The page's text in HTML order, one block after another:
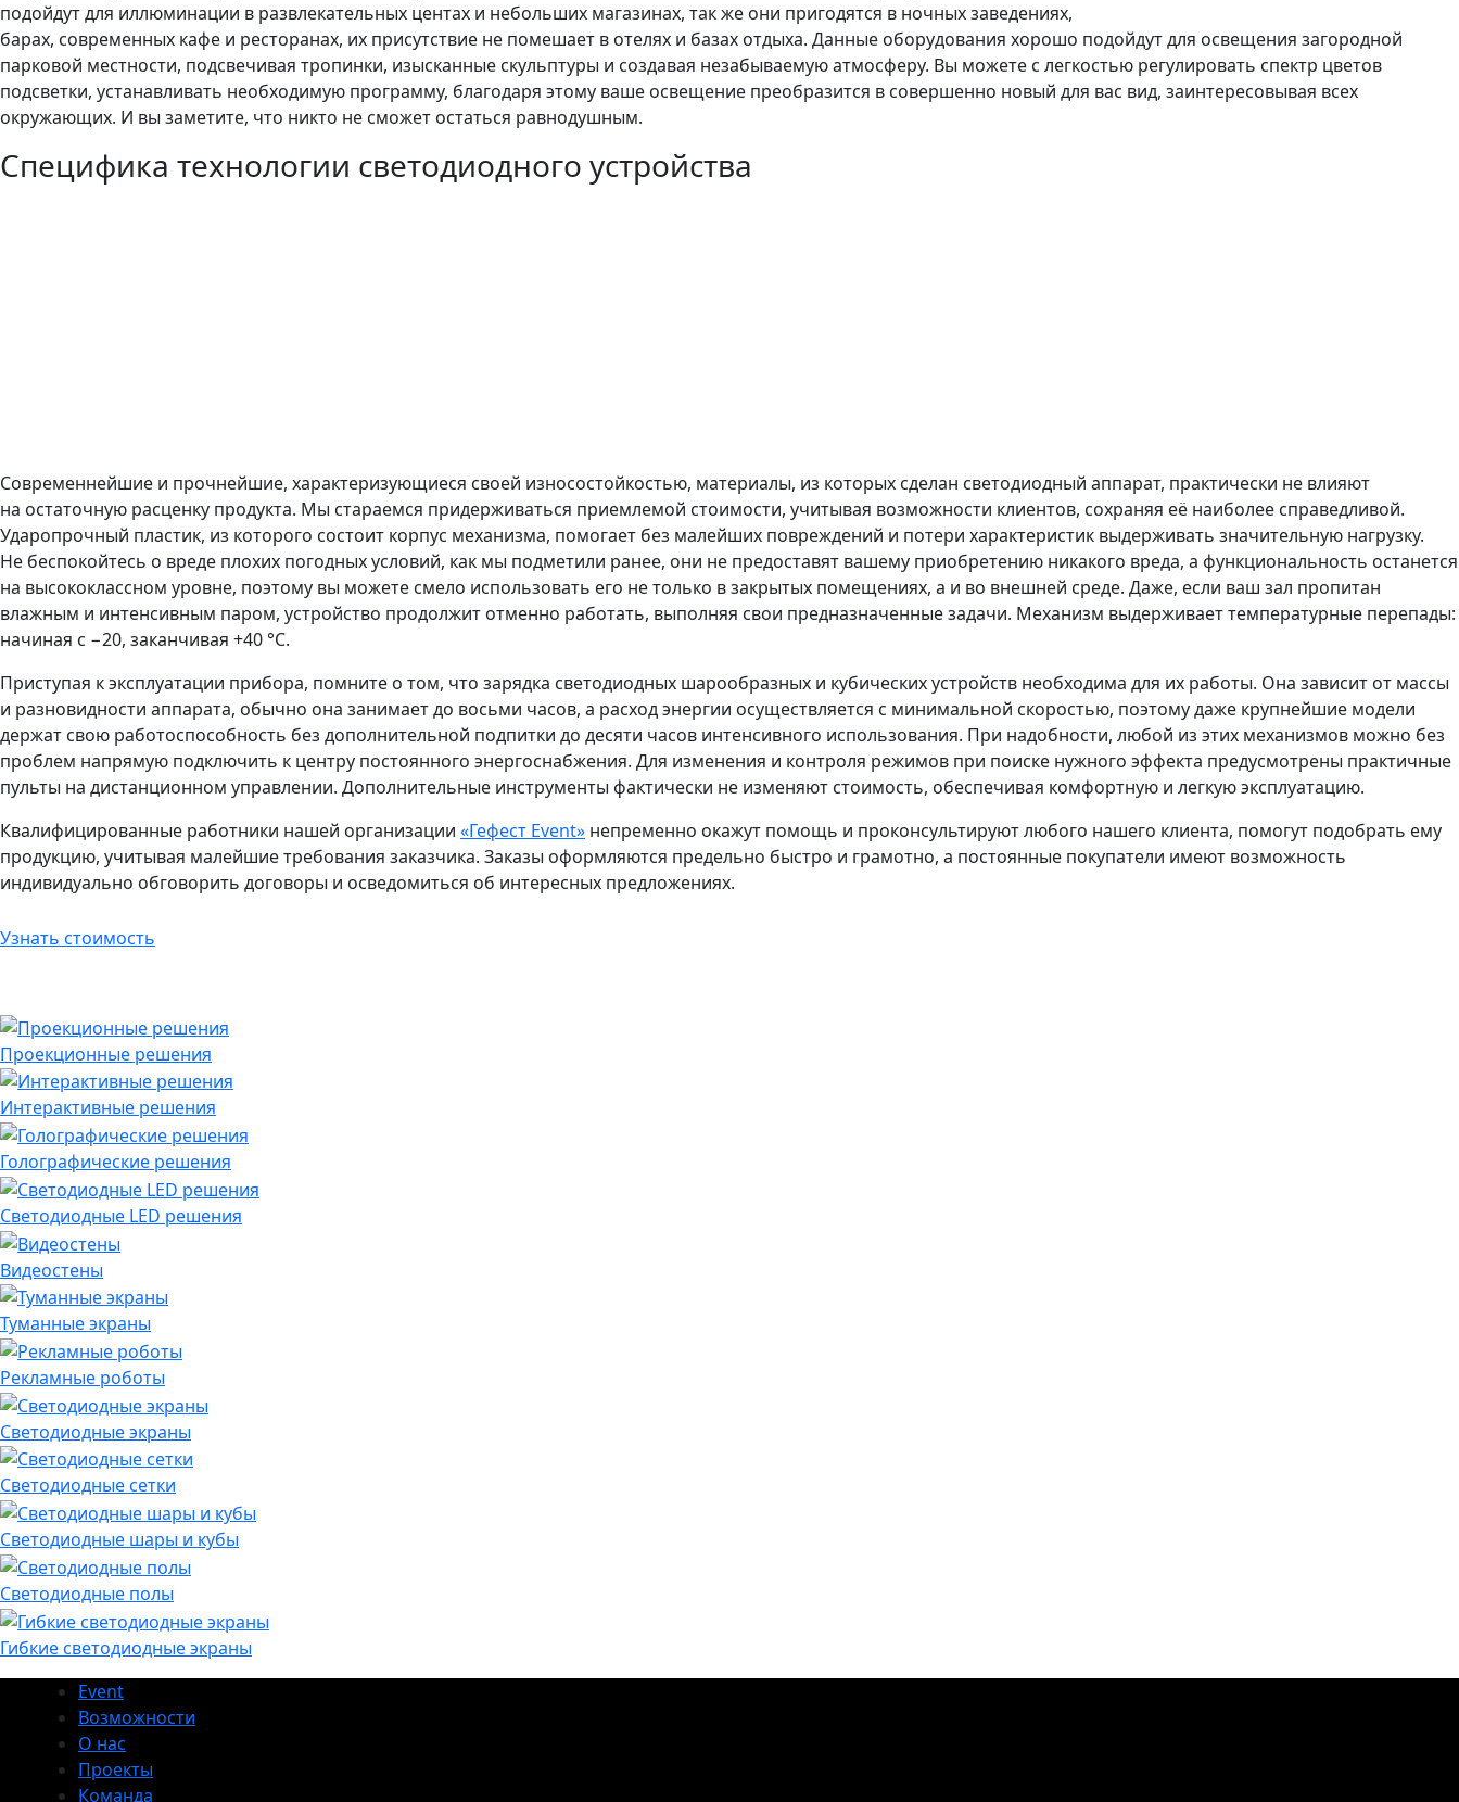
подойдут для иллюминации в развлекательных центах и небольших магазинах, так же они пригодятся в ночных заведениях,
барах, современных кафе и ресторанах, их присутствие не помешает в отелях и базах отдыха. Данные оборудования хорошо подойдут для освещения загородной
парковой местности, подсвечивая тропинки, изысканные скульптуры и создавая незабываемую атмосферу. Вы можете с легкостью регулировать спектр цветов
подсветки, устанавливать необходимую программу, благодаря этому ваше освещение преобразится в совершенно новый для вас вид, заинтересовывая всех
окружающих. И вы заметите, что никто не сможет остаться равнодушным.
Специфика технологии светодиодного устройства
Современнейшие и прочнейшие, характеризующиеся своей износостойкостью, материалы, из которых сделан светодиодный аппарат, практически не влияют
на остаточную расценку продукта. Мы стараемся придерживаться приемлемой стоимости, учитывая возможности клиентов, сохраняя её наиболее справедливой.
Ударопрочный пластик, из которого состоит корпус механизма, помогает без малейших повреждений и потери характеристик выдерживать значительную нагрузку.
Не беспокойтесь о вреде плохих погодных условий, как мы подметили ранее, они не предоставят вашему приобретению никакого вреда, а функциональность останется
на высококлассном уровне, поэтому вы можете смело использовать его не только в закрытых помещениях, а и во внешней среде. Даже, если ваш зал пропитан
влажным и интенсивным паром, устройство продолжит отменно работать, выполняя свои предназначенные задачи. Механизм выдерживает температурные перепады:
начиная с −20, заканчивая +40 °C.
Приступая к эксплуатации прибора, помните о том, что зарядка светодиодных шарообразных и кубических устройств необходима для их работы. Она зависит от массы
и разновидности аппарата, обычно она занимает до восьми часов, а расход энергии осуществляется с минимальной скоростью, поэтому даже крупнейшие модели
держат свою работоспособность без дополнительной подпитки до десяти часов интенсивного использования. При надобности, любой из этих механизмов можно без
проблем напрямую подключить к центру постоянного энергоснабжения. Для изменения и контроля режимов при поиске нужного эффекта предусмотрены практичные
пульты на дистанционном управлении. Дополнительные инструменты фактически не изменяют стоимость, обеспечивая комфортную и легкую эксплуатацию.
Квалифицированные работники нашей организации «Гефест Event» непременно окажут помощь и проконсультируют любого нашего клиента, помогут подобрать ему
продукцию, учитывая малейшие требования заказчика. Заказы оформляются предельно быстро и грамотно, а постоянные покупатели имеют возможность
индивидуально обговорить договоры и осведомиться об интересных предложениях.
Узнать стоимость
Проекционные решения
Интерактивные решения
Голографические решения
Светодиодные LED решения
Видеостены
Туманные экраны
Рекламные роботы
Светодиодные экраны
Светодиодные сетки
Светодиодные шары и кубы
Светодиодные полы
Гибкие светодиодные экраны
Event
Возможности
О нас
Проекты
Команда